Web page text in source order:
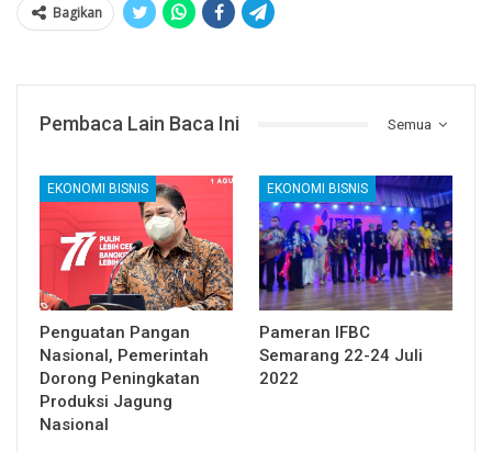
Bagikan
Semua
Pembaca Lain Baca Ini
EKONOMI BISNIS
Penguatan Pangan
Nasional, Pemerintah
Dorong Peningkatan
Produksi Jagung
Nasional
EKONOMI BISNIS
Pameran IFBC
Semarang 22-24 Juli
2022